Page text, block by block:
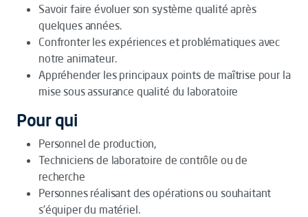
Savoir faire évoluer son système qualité après
quelques années.
Confronter les expériences et problématiques avec
notre animateur.
Appréhender les principaux points de maîtrise pour la
mise sous assurance qualité du laboratoire
Pour qui
Personnel de production,
Techniciens de laboratoire de contrôle ou de
recherche
Personnes réalisant des opérations ou souhaitant
s’équiper du matériel.